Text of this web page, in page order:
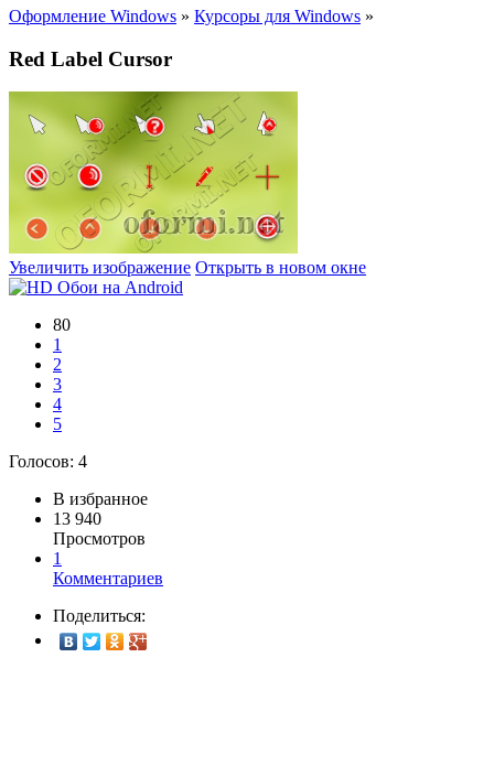
Оформление Windows » Курсоры для Windows »
Red Label Cursor
Увеличить изображение Открыть в новом окне
80
1
2
3
4
5
Голосов: 4
В избранное
13 940
Просмотров
1
Комментариев
Поделиться: